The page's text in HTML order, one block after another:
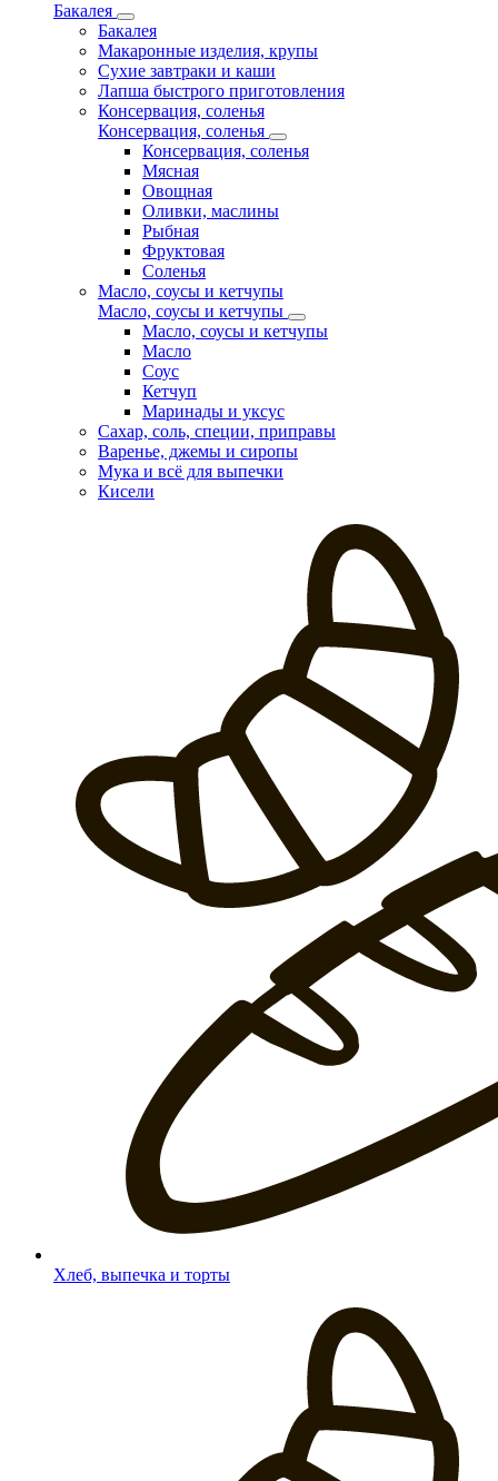
Бакалея
Бакалея
Макаронные изделия, крупы
Сухие завтраки и каши
Лапша быстрого приготовления
Консервация, соленья
Консервация, соленья
Консервация, соленья
Мясная
Овощная
Оливки, маслины
Рыбная
Фруктовая
Соленья
Масло, соусы и кетчупы
Масло, соусы и кетчупы
Масло, соусы и кетчупы
Масло
Соус
Кетчуп
Маринады и уксус
Сахар, соль, специи, приправы
Варенье, джемы и сиропы
Мука и всё для выпечки
Кисели
Хлеб, выпечка и торты